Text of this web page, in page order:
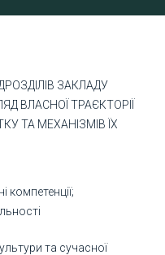
ЗАКЛАДУ
ВЛАСНОЇ ТРАЄКТОРІЇ
ТА МЕХАНІЗМІВ ЇХ
компетенції;
та сучасної